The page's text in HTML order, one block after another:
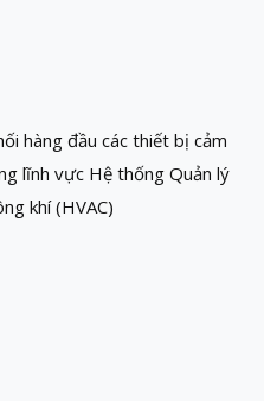
hàng đầu các thiết bị cảm
lĩnh vực Hệ thống Quản lý
khí (HVAC)